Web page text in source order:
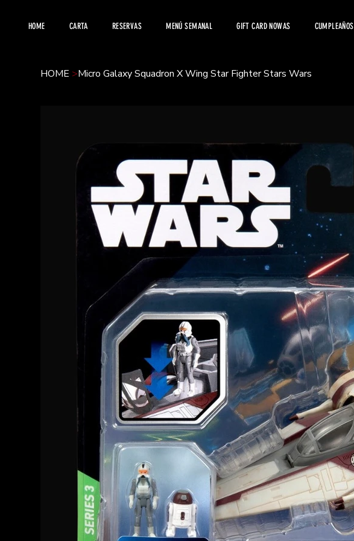
HOME CARTA RESERVAS MENÚ SEMANAL GIFT CARD NOWAS CUMPLEAÑOS
HOME >Micro Galaxy Squadron X Wing Star Fighter Stars Wars